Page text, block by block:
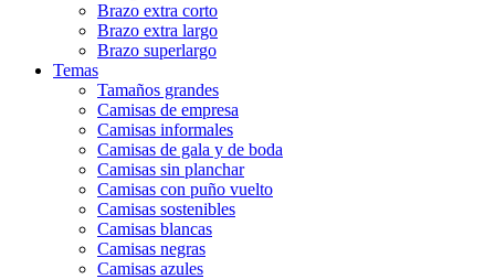
Brazo extra corto
Brazo extra largo
Brazo superlargo
Temas
Tamaños grandes
Camisas de empresa
Camisas informales
Camisas de gala y de boda
Camisas sin planchar
Camisas con puño vuelto
Camisas sostenibles
Camisas blancas
Camisas negras
Camisas azules